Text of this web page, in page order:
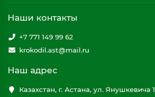
Наши контакты
+7 771 149 99 62
krokodil.ast@mail.ru
Наш адрес
Казахстан, г. Астана, ул. Янушкевича 1